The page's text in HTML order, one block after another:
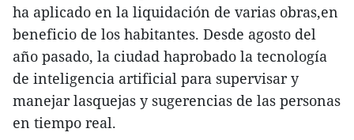
ha aplicado en la liquidación de varias obras,en
beneficio de los habitantes. Desde agosto del
año pasado, la ciudad haprobado la tecnología
de inteligencia artificial para supervisar y
manejar lasquejas y sugerencias de las personas
en tiempo real.